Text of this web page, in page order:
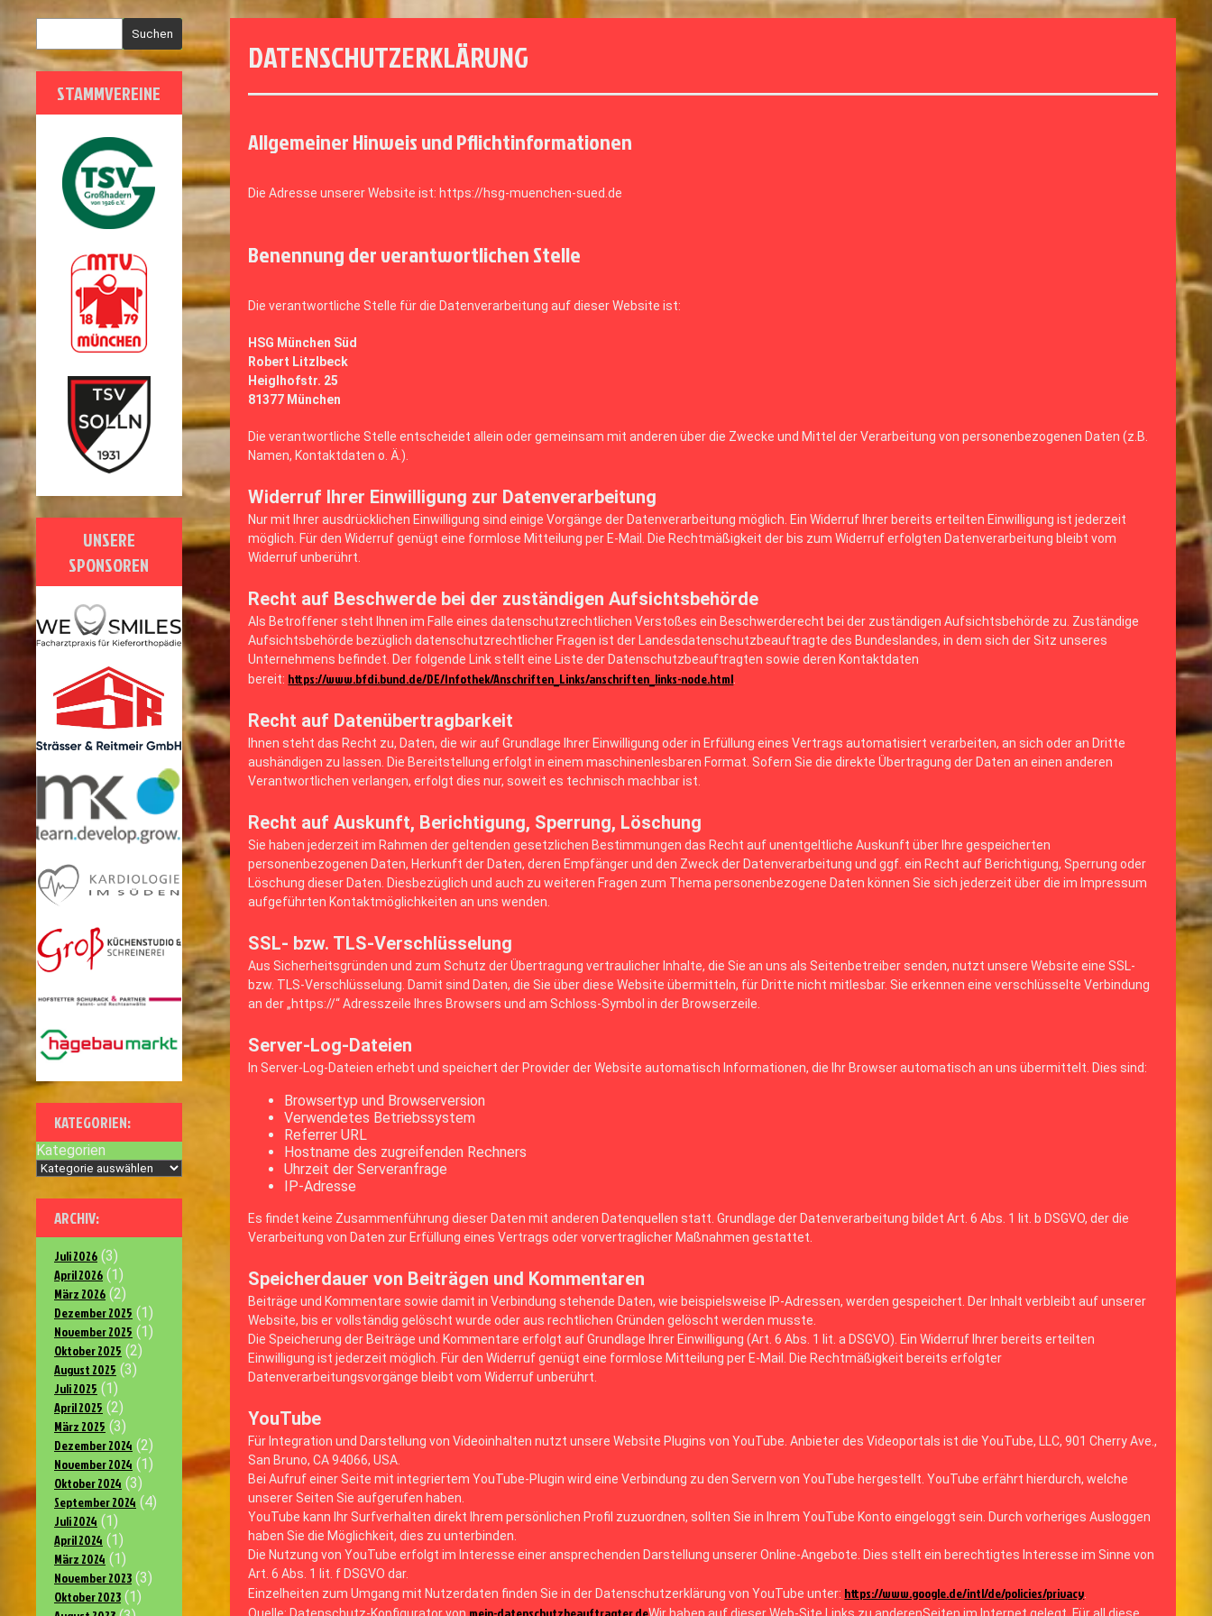
DATENSCHUTZERKLÄRUNG
Allgemeiner Hinweis und Pflichtinformationen
Die Adresse unserer Website ist: https://hsg-muenchen-sued.de
Benennung der verantwortlichen Stelle
Die verantwortliche Stelle für die Datenverarbeitung auf dieser Website ist:
HSG München Süd
Robert Litzlbeck
Heiglhofstr. 25
81377 München
Die verantwortliche Stelle entscheidet allein oder gemeinsam mit anderen über die Zwecke und Mittel der Verarbeitung von personenbezogenen Daten (z.B.
Namen, Kontaktdaten o. Ä.).
Widerruf Ihrer Einwilligung zur Datenverarbeitung
Nur mit Ihrer ausdrücklichen Einwilligung sind einige Vorgänge der Datenverarbeitung möglich. Ein Widerruf Ihrer bereits erteilten Einwilligung ist jederzeit
möglich. Für den Widerruf genügt eine formlose Mitteilung per E-Mail. Die Rechtmäßigkeit der bis zum Widerruf erfolgten Datenverarbeitung bleibt vom
Widerruf unberührt.
Recht auf Beschwerde bei der zuständigen Aufsichtsbehörde
Als Betroffener steht Ihnen im Falle eines datenschutzrechtlichen Verstoßes ein Beschwerderecht bei der zuständigen Aufsichtsbehörde zu. Zuständige
Aufsichtsbehörde bezüglich datenschutzrechtlicher Fragen ist der Landesdatenschutzbeauftragte des Bundeslandes, in dem sich der Sitz unseres
Unternehmens befindet. Der folgende Link stellt eine Liste der Datenschutzbeauftragten sowie deren Kontaktdaten
bereit: https://www.bfdi.bund.de/DE/Infothek/Anschriften_Links/anschriften_links-node.html
Recht auf Datenübertragbarkeit
Ihnen steht das Recht zu, Daten, die wir auf Grundlage Ihrer Einwilligung oder in Erfüllung eines Vertrags automatisiert verarbeiten, an sich oder an Dritte
aushändigen zu lassen. Die Bereitstellung erfolgt in einem maschinenlesbaren Format. Sofern Sie die direkte Übertragung der Daten an einen anderen
Verantwortlichen verlangen, erfolgt dies nur, soweit es technisch machbar ist.
Recht auf Auskunft, Berichtigung, Sperrung, Löschung
Sie haben jederzeit im Rahmen der geltenden gesetzlichen Bestimmungen das Recht auf unentgeltliche Auskunft über Ihre gespeicherten
personenbezogenen Daten, Herkunft der Daten, deren Empfänger und den Zweck der Datenverarbeitung und ggf. ein Recht auf Berichtigung, Sperrung oder
Löschung dieser Daten. Diesbezüglich und auch zu weiteren Fragen zum Thema personenbezogene Daten können Sie sich jederzeit über die im Impressum
aufgeführten Kontaktmöglichkeiten an uns wenden.
SSL- bzw. TLS-Verschlüsselung
Aus Sicherheitsgründen und zum Schutz der Übertragung vertraulicher Inhalte, die Sie an uns als Seitenbetreiber senden, nutzt unsere Website eine SSL-
bzw. TLS-Verschlüsselung. Damit sind Daten, die Sie über diese Website übermitteln, für Dritte nicht mitlesbar. Sie erkennen eine verschlüsselte Verbindung
an der „https://“ Adresszeile Ihres Browsers und am Schloss-Symbol in der Browserzeile.
Server-Log-Dateien
In Server-Log-Dateien erhebt und speichert der Provider der Website automatisch Informationen, die Ihr Browser automatisch an uns übermittelt. Dies sind:
Browsertyp und Browserversion
Verwendetes Betriebssystem
Referrer URL
Hostname des zugreifenden Rechners
Uhrzeit der Serveranfrage
IP-Adresse
Es findet keine Zusammenführung dieser Daten mit anderen Datenquellen statt. Grundlage der Datenverarbeitung bildet Art. 6 Abs. 1 lit. b DSGVO, der die
Verarbeitung von Daten zur Erfüllung eines Vertrags oder vorvertraglicher Maßnahmen gestattet.
Speicherdauer von Beiträgen und Kommentaren
Beiträge und Kommentare sowie damit in Verbindung stehende Daten, wie beispielsweise IP-Adressen, werden gespeichert. Der Inhalt verbleibt auf unserer
Website, bis er vollständig gelöscht wurde oder aus rechtlichen Gründen gelöscht werden musste.
Die Speicherung der Beiträge und Kommentare erfolgt auf Grundlage Ihrer Einwilligung (Art. 6 Abs. 1 lit. a DSGVO). Ein Widerruf Ihrer bereits erteilten
Einwilligung ist jederzeit möglich. Für den Widerruf genügt eine formlose Mitteilung per E-Mail. Die Rechtmäßigkeit bereits erfolgter
Datenverarbeitungsvorgänge bleibt vom Widerruf unberührt.
YouTube
Für Integration und Darstellung von Videoinhalten nutzt unsere Website Plugins von YouTube. Anbieter des Videoportals ist die YouTube, LLC, 901 Cherry Ave.,
San Bruno, CA 94066, USA.
Bei Aufruf einer Seite mit integriertem YouTube-Plugin wird eine Verbindung zu den Servern von YouTube hergestellt. YouTube erfährt hierdurch, welche
unserer Seiten Sie aufgerufen haben.
YouTube kann Ihr Surfverhalten direkt Ihrem persönlichen Profil zuzuordnen, sollten Sie in Ihrem YouTube Konto eingeloggt sein. Durch vorheriges Ausloggen
haben Sie die Möglichkeit, dies zu unterbinden.
Die Nutzung von YouTube erfolgt im Interesse einer ansprechenden Darstellung unserer Online-Angebote. Dies stellt ein berechtigtes Interesse im Sinne von
Art. 6 Abs. 1 lit. f DSGVO dar.
Einzelheiten zum Umgang mit Nutzerdaten finden Sie in der Datenschutzerklärung von YouTube unter: https://www.google.de/intl/de/policies/privacy
Quelle: Datenschutz-Konfigurator von
Wir haben auf dieser Web-Site Links zu anderenSeiten im Internet gelegt. Für all diese
Suchen
STAMMVEREINE
UNSERE
SPONSOREN
KATEGORIEN:
Kategorien
ARCHIV:
Juli 2026 (3)
April 2026 (1)
März 2026 (2)
Dezember 2025 (1)
November 2025 (1)
Oktober 2025 (2)
August 2025 (3)
Juli 2025 (1)
April 2025 (2)
März 2025 (3)
Dezember 2024 (2)
November 2024 (1)
Oktober 2024 (3)
September 2024 (4)
Juli 2024 (1)
April 2024 (1)
März 2024 (1)
November 2023 (3)
Oktober 2023 (1)